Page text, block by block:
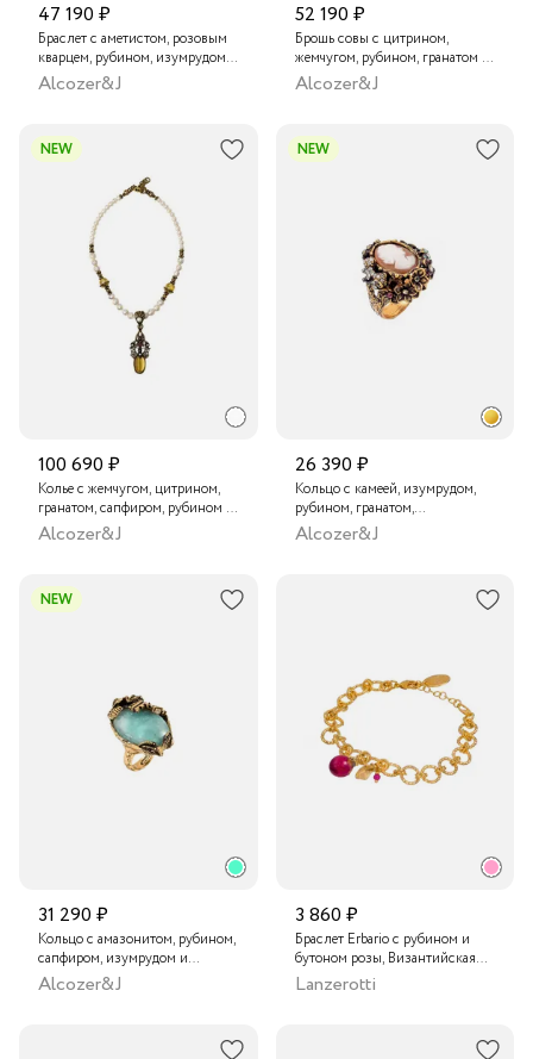
47 190 ₽
Браслет с аметистом, розовым
кварцем, рубином, изумрудом и
кристаллом Swarovski
Alcozer&J
52 190 ₽
Брошь совы с цитрином,
жемчугом, рубином, гранатом и
кристаллами Swarovski
Alcozer&J
NEW
100 690 ₽
Колье с жемчугом, цитрином,
гранатом, сапфиром, рубином и
кристаллами Swarovski
Alcozer&J
NEW
26 390 ₽
Кольцо с камеей, изумрудом,
рубином, гранатом,
кристаллами Swarovski и
цитрином
Alcozer&J
NEW
31 290 ₽
Кольцо с амазонитом, рубином,
сапфиром, изумрудом и
кристаллом Swarovski
Alcozer&J
3 860 ₽
Браслет Erbario с рубином и
бутоном розы, Византийская
цепь
Lanzerotti